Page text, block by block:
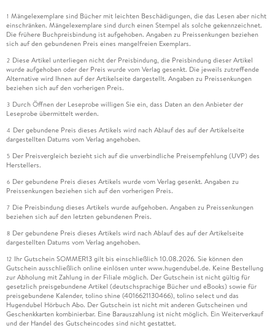
1 Mängelexemplare sind Bücher mit leichten Beschädigungen, die das Lesen aber nicht
einschränken. Mängelexemplare sind durch einen Stempel als solche gekennzeichnet.
Die frühere Buchpreisbindung ist aufgehoben. Angaben zu Preissenkungen beziehen
sich auf den gebundenen Preis eines mangelfreien Exemplars.
2 Diese Artikel unterliegen nicht der Preisbindung, die Preisbindung dieser Artikel
wurde aufgehoben oder der Preis wurde vom Verlag gesenkt. Die jeweils zutreffende
Alternative wird Ihnen auf der Artikelseite dargestellt. Angaben zu Preissenkungen
beziehen sich auf den vorherigen Preis.
3 Durch Öffnen der Leseprobe willigen Sie ein, dass Daten an den Anbieter der
Leseprobe übermittelt werden.
4 Der gebundene Preis dieses Artikels wird nach Ablauf des auf der Artikelseite
dargestellten Datums vom Verlag angehoben.
5 Der Preisvergleich bezieht sich auf die unverbindliche Preisempfehlung (UVP) des
Herstellers.
6 Der gebundene Preis dieses Artikels wurde vom Verlag gesenkt. Angaben zu
Preissenkungen beziehen sich auf den vorherigen Preis.
7 Die Preisbindung dieses Artikels wurde aufgehoben. Angaben zu Preissenkungen
beziehen sich auf den letzten gebundenen Preis.
8 Der gebundene Preis dieses Artikels wird nach Ablauf des auf der Artikelseite
dargestellten Datums vom Verlag angehoben.
12 Ihr Gutschein SOMMER13 gilt bis einschließlich 10.08.2026. Sie können den
Gutschein ausschließlich online einlösen unter www.hugendubel.de. Keine Bestellung
zur Abholung mit Zahlung in der Filiale möglich. Der Gutschein ist nicht gültig für
gesetzlich preisgebundene Artikel (deutschsprachige Bücher und eBooks) sowie für
preisgebundene Kalender, tolino shine (4016621130466), tolino select und das
Hugendubel Hörbuch Abo. Der Gutschein ist nicht mit anderen Gutscheinen und
Geschenkkarten kombinierbar. Eine Barauszahlung ist nicht möglich. Ein Weiterverkauf
und der Handel des Gutscheincodes sind nicht gestattet.